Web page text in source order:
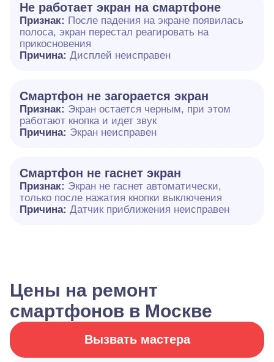
Не работает экран на смартфоне
Признак: После падения на экране появилась
полоса, экран перестал реагировать на
прикосновения
Причина: Дисплей неисправен
Смартфон не загорается экран
Признак: Экран остается черным, при этом
работают кнопка и идет звук
Причина: Экран неисправен
Смартфон не гаснет экран
Признак: Экран не гаснет автоматически,
только после нажатия кнопки выключения
Причина: Датчик приближения неисправен
Цены на ремонт
смартфонов в Москве
Вызвать мастера